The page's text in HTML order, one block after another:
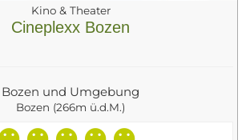
Kino & Theater
Cineplexx Bozen
Bozen und Umgebung
Bozen (266m ü.d.M.)